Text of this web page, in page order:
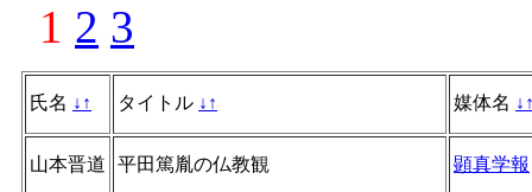
1 2 3
氏名 ↓ ↑ タイトル ↓ ↑ 媒体名 ↓
山本晋道 平田篤胤の仏教観 顕真学報